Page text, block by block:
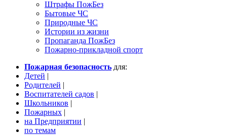
Штрафы ПожБез
Бытовые ЧС
Природные ЧС
Истории из жизни
Пропаганда ПожБез
Пожарно-прикладной спорт
Пожарная безопасность для:
Детей |
Родителей |
Воспитателей садов |
Школьников |
Пожарных |
на Предприятии |
по темам